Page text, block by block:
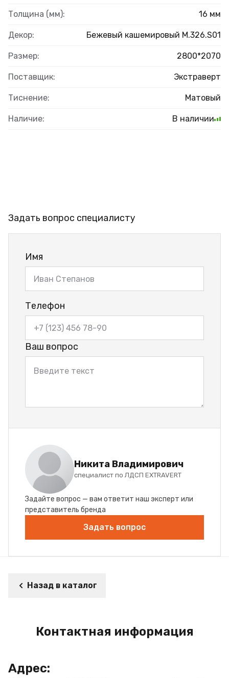
Толщина (мм): 16 мм
Декор: Бежевый кашемировый M.326.S01
Размер: 2800*2070
Поставщик: Экстраверт
Тиснение: Матовый
Наличие: В наличии
Задать вопрос специалисту
Имя
Телефон
Ваш вопрос
Никита Владимирович
специалист по ЛДСП EXTRAVERT
Задайте вопрос — вам ответит наш эксперт или
представитель бренда
Задать вопрос
Назад в каталог
Контактная информация
Адрес: